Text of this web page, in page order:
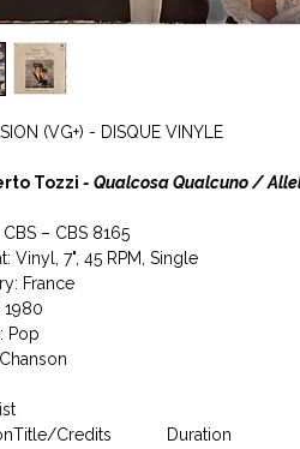
(VG+) - DISQUE VINYLE
Tozzi - Qualcosa Qualcuno /
CBS ‎– CBS 8165
Vinyl, 7", 45 RPM, Single
France
1980
Pop
Title/Credits
Duration